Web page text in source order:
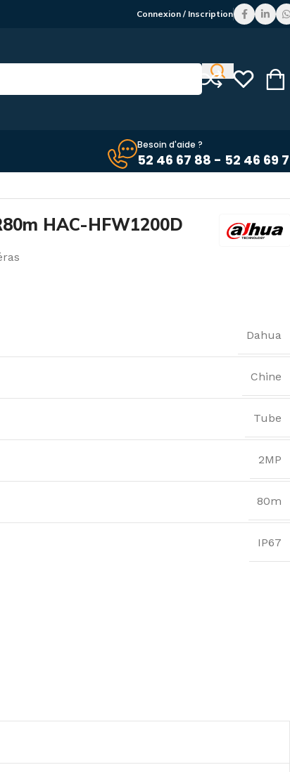
Connexion / Inscription
Besoin d'aide ?
52 46 67 88 - 52 46 69
HAC-HFW1200D
Dahua
Chine
Tube
2MP
80m
IP67